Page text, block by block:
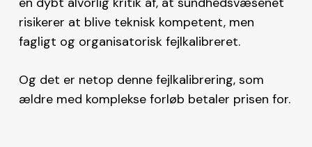
risikerer at blive teknisk kompetent, men
fagligt og organisatorisk fejlkalibreret.
Og det er netop denne fejlkalibrering, som
ældre med komplekse forløb betaler prisen for.